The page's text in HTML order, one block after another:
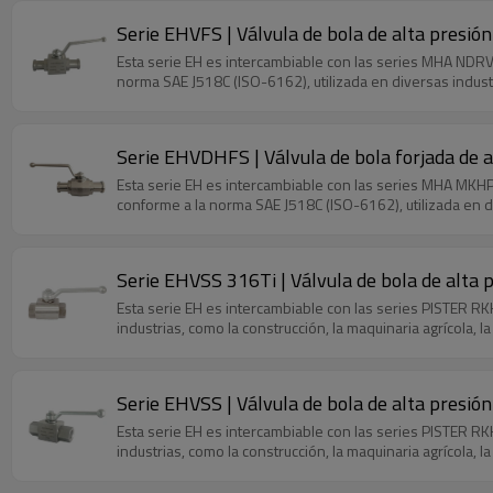
Serie EHVFS | Válvula de bola de alta
Esta serie EH es intercambiable con las series MHA
norma SAE J518C (ISO-6162), utilizada en diversas
Serie EHVDHFS | Válvula de bola forjada de
Esta serie EH es intercambiable con las series MHA
conforme a la norma SAE J518C (ISO-6162), utilizada
Serie EHVSS 316Ti | Válvula de bola de alta
Esta serie EH es intercambiable con las series PISTER
industrias, como la construcción, la maquinaria agrícola,
Serie EHVSS | Válvula de bola de alta
Esta serie EH es intercambiable con las series PISTER
industrias, como la construcción, la maquinaria agrícola,